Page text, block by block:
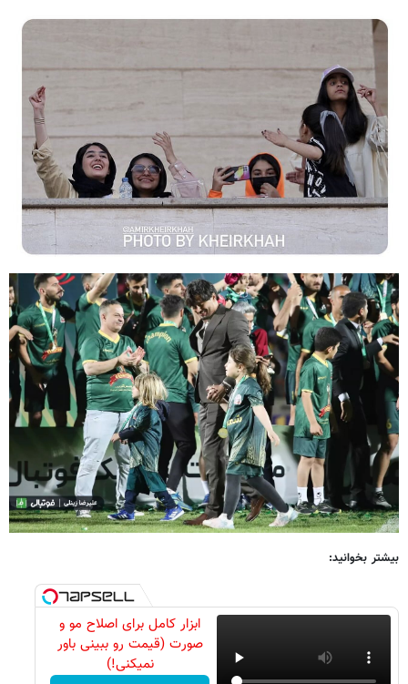
بیشتر بخوانید:
ابزار کامل برای اصلاح مو و
صورت (قیمت رو ببینی باور
نمیکنی!)